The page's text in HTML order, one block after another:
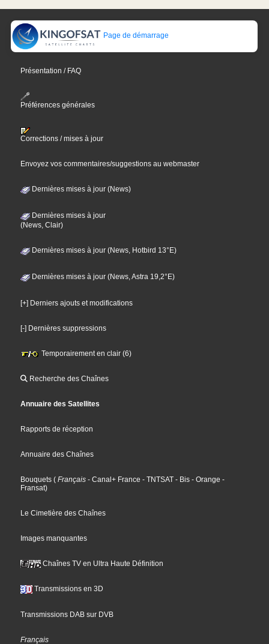
Page de démarrage
Présentation / FAQ
Préférences générales
Corrections / mises à jour
Envoyez vos commentaires/suggestions au webmaster
Dernières mises à jour (News)
Dernières mises à jour
(News, Clair)
Dernières mises à jour (News, Hotbird 13°E)
Dernières mises à jour (News, Astra 19,2°E)
[+] Derniers ajouts et modifications
[-] Dernières suppressions
Temporairement en clair (6)
Recherche des Chaînes
Annuaire des Satellites
Rapports de réception
Annuaire des Chaînes
Bouquets ( Français - Canal+ France - TNTSAT - Bis - Orange -
Fransat)
Le Cimetière des Chaînes
Images manquantes
Chaînes TV en Ultra Haute Définition
Transmissions en 3D
Transmissions DAB sur DVB
Français